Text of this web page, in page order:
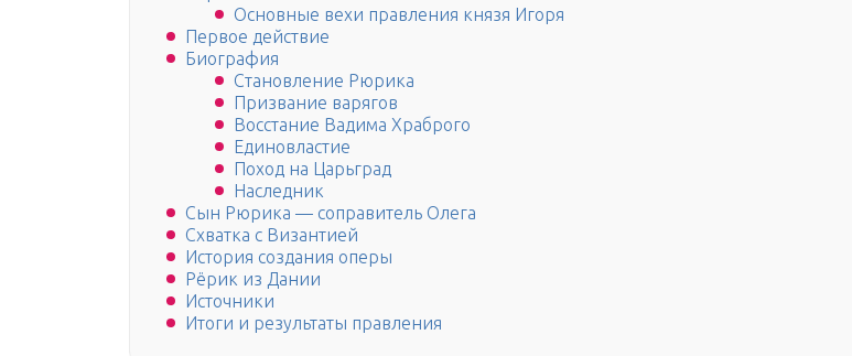
Основные вехи правления князя Игоря
Первое действие
Биография
Становление Рюрика
Призвание варягов
Восстание Вадима Храброго
Единовластие
Поход на Царьград
Наследник
Сын Рюрика — соправитель Олега
Схватка с Византией
История создания оперы
Рёрик из Дании
Источники
Итоги и результаты правления